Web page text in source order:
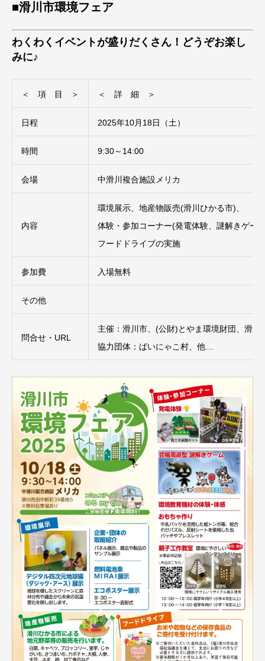
■滑川市環境フェア
わくわくイベントが盛りだくさん！どうぞお楽し
みに♪
＜ 項 目 ＞ ＜ 詳 細 ＞
日程 2025年10月18日（土）
時間 9:30～14:00
会場 中滑川複合施設メリカ
内容
環境展示、地産物販売(滑川ひかる市)、
体験・参加コーナー(発電体験、謎解きゲー
フードドライブの実施
参加費 入場無料
その他
問合せ・URL
主催：滑川市、(公財)とやま環境財団、滑川
協力団体：ばいにゃこ村、他…